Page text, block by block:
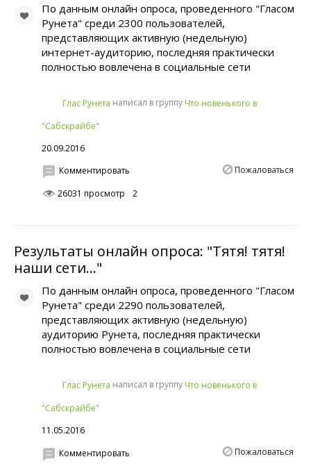
По данным онлайн опроса, проведенного "Гласом
Рунета" среди 2300 пользователей,
представляющих активную (недельную)
интернет-аудиторию, последняя практически
полностью вовлечена в социальные сети
Глас Рунета написал в группу Что новенького в
"Сабскрайбе"
20.09.2016
Пожаловаться
Комментировать
26031 просмотр
2
Результаты онлайн опроса: "Тятя! тятя!
наши сети..."
По данным онлайн опроса, проведенного "Гласом
Рунета" среди 2290 пользователей,
представляющих активную (недельную)
аудиторию Рунета, последняя практически
полностью вовлечена в социальные сети
Глас Рунета написал в группу Что новенького в
"Сабскрайбе"
11.05.2016
Пожаловаться
Комментировать